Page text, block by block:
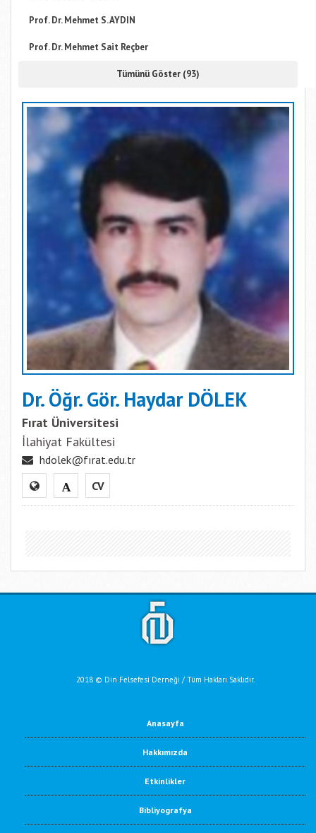
Prof. Dr. Mehmet S. AYDIN
Prof. Dr. Mehmet Sait Reçber
Tümünü Göster (93)
Dr. Öğr. Gör. Haydar DÖLEK
Fırat Üniversitesi
İlahiyat Fakültesi
hdolek@fırat.edu.tr
CV
2018 © Din Felsefesi Derneği / Tüm Hakları Saklıdır.
Anasayfa
Hakkımızda
Etkinlikler
Bibliyografya